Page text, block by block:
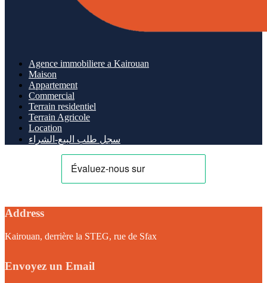
Agence immobiliere a Kairouan
Maison
Appartement
Commercial
Terrain residentiel
Terrain Agricole
Location
سجل طلب البيع-الشراء
Address
Kairouan, derrière la STEG, rue de Sfax
Envoyez un Email